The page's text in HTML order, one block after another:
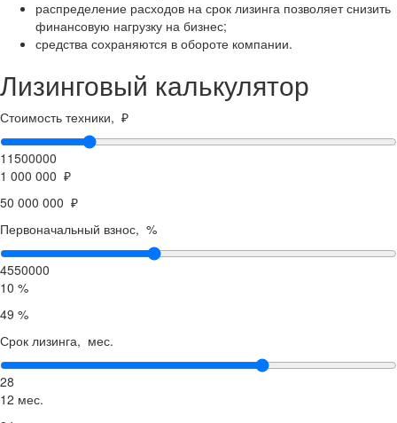
распределение расходов на срок лизинга позволяет снизить
финансовую нагрузку на бизнес;
средства сохраняются в обороте компании.
Лизинговый калькулятор
Стоимость техники, ₽
11500000
1 000 000 ₽
50 000 000 ₽
Первоначальный взнос, %
4550000
10 %
49 %
Срок лизинга, мес.
28
12 мес.